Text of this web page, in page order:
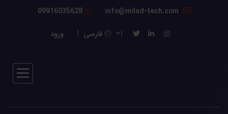
09916035628
فارسی ورود